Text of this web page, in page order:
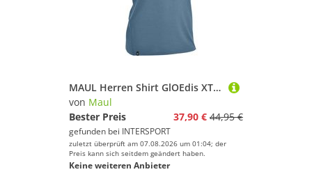
MAUL Herren Shirt GlOEdis XT fresh - Funktions-T-
von Maul
Bester Preis
37,90 € 44,95 €
gefunden bei INTERSPORT
zuletzt überprüft am 07.08.2026 um 01:04; der
Preis kann sich seitdem geändert haben.
Keine weiteren Anbieter